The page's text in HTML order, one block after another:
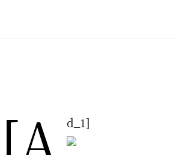
d_1]